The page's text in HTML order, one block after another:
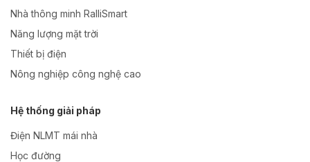
Nhà thông minh RalliSmart
Năng lượng mặt trời
Thiết bị điện
Nông nghiệp công nghệ cao
Hệ thống giải pháp
Điện NLMT mái nhà
Học đường